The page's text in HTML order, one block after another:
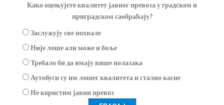
Како оцењујете квалитет јавног превоза у градском и
приградском саобраћају?
Заслужују све похвале
Није лоше али може и боље
Требало би да имају више полазака
Аутобуси су им лошег квалитета и стално касне
Не користим јавни превоз